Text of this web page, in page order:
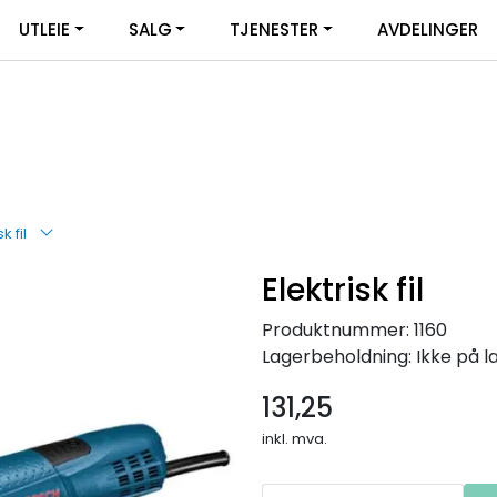
UTLEIE SALG TJENESTER AVDELINGER
fil
Elektrisk fil
Produktnummer: 1160
Lagerbeholdning: Ikke på
131,25
inkl. mva.